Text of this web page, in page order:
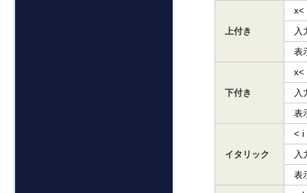
上付き
x<
入
表
下付き
x<
入
表
イタリック
< i
入
表